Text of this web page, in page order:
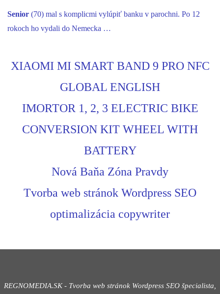
Senior (70) mal s komplicmi vylúpiť banku v parochni. Po 12
rokoch ho vydali do Nemecka …
XIAOMI MI SMART BAND 9 PRO NFC
GLOBAL ENGLISH
IMORTOR 1, 2, 3 ELECTRIC BIKE
CONVERSION KIT WHEEL WITH
BATTERY
Nová Baňa Zóna Pravdy
Tvorba web stránok Wordpress SEO
optimalizácia copywriter
REGNOMEDIA.SK - Tvorba web stránok Wordpress SEO špecialista,